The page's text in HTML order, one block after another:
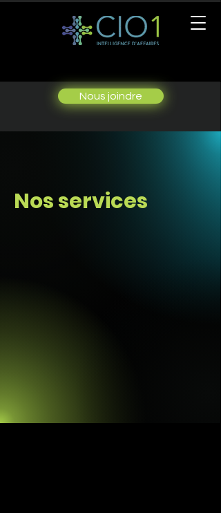
Nous joindre
Nos services